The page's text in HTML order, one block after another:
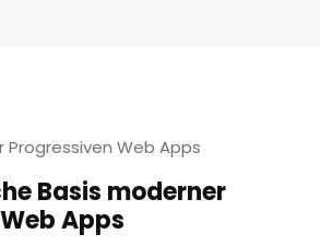
Web Apps
Basis moderner
Apps